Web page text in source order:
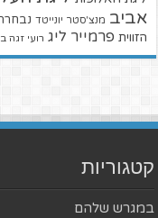
אביב מנצ'סטר יונייטד
הזווית פרמייר ליג רועי זגה
קטגוריות
במגרש שלהם